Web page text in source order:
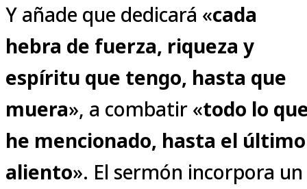
Y añade que dedicará «cada
hebra de fuerza, riqueza y
espíritu que tengo, hasta que
muera», a combatir «todo lo
he mencionado, hasta el último
aliento». El sermón incorpora un